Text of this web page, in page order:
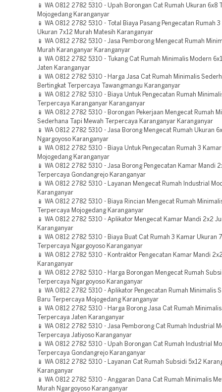
📱 WA 0812 2782 5310 - Upah Borongan Cat Rumah Ukuran 6x8
Mojogedang Karanganyar
📱 WA 0812 2782 5310 - Total Biaya Pasang Pengecatan Rumah
Ukuran 7x12 Murah Matesih Karanganyar
📱 WA 0812 2782 5310 - Jasa Pemborong Mengecat Rumah
Murah Karanganyar Karanganyar
📱 WA 0812 2782 5310 - Tukang Cat Rumah Minimalis Modern
Jaten Karanganyar
📱 WA 0812 2782 5310 - Harga Jasa Cat Rumah Minimalis
Bertingkat Terpercaya Tawangmangu Karanganyar
📱 WA 0812 2782 5310 - Biaya Untuk Pengecatan Rumah
Terpercaya Karanganyar Karanganyar
📱 WA 0812 2782 5310 - Borongan Pekerjaan Mengecat Rumah
Sederhana Tapi Mewah Terpercaya Karanganyar Karanganyar
📱 WA 0812 2782 5310 - Jasa Borong Mengecat Rumah Ukuran
Ngargoyoso Karanganyar
📱 WA 0812 2782 5310 - Biaya Untuk Pengecatan Rumah 3
Mojogedang Karanganyar
📱 WA 0812 2782 5310 - Jasa Borong Pengecatan Kamar Mandi
Terpercaya Gondangrejo Karanganyar
📱 WA 0812 2782 5310 - Layanan Mengecat Rumah Industrial
Karanganyar
📱 WA 0812 2782 5310 - Biaya Rincian Mengecat Rumah
Terpercaya Mojogedang Karanganyar
📱 WA 0812 2782 5310 - Aplikator Mengecat Kamar Mandi 2x2
Karanganyar
📱 WA 0812 2782 5310 - Biaya Buat Cat Rumah 3 Kamar Ukuran
Terpercaya Ngargoyoso Karanganyar
📱 WA 0812 2782 5310 - Kontraktor Pengecatan Kamar Mandi
Karanganyar
📱 WA 0812 2782 5310 - Harga Borongan Mengecat Rumah
Terpercaya Ngargoyoso Karanganyar
📱 WA 0812 2782 5310 - Aplikator Pengecatan Rumah Minimalis
Baru Terpercaya Mojogedang Karanganyar
📱 WA 0812 2782 5310 - Harga Borong Jasa Cat Rumah
Terpercaya Jaten Karanganyar
📱 WA 0812 2782 5310 - Jasa Pemborong Cat Rumah Industrial
Terpercaya Jatiyoso Karanganyar
📱 WA 0812 2782 5310 - Upah Borongan Cat Rumah Industrial
Terpercaya Gondangrejo Karanganyar
📱 WA 0812 2782 5310 - Layanan Cat Rumah Subsidi 5x12
Karanganyar
📱 WA 0812 2782 5310 - Anggaran Dana Cat Rumah Minimalis
Murah Ngargoyoso Karanganyar